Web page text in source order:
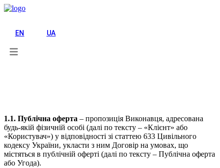
EN UA
1.1. Публічна оферта – пропозиція Виконавця, адресована
будь-якій фізичній особі (далі по тексту – «Клієнт» або
«Користувач») у відповідності зі статтею 633 Цивільного
кодексу України, укласти з ним Договір на умовах, що
містяться в публічній оферті (далі по тексту – Публічна оферта
або Угода).